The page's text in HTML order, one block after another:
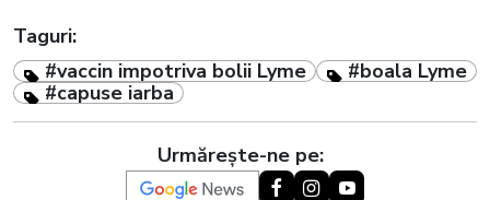
Taguri:
#vaccin impotriva bolii Lyme
#boala Lyme
#capuse iarba
Urmărește-ne pe: